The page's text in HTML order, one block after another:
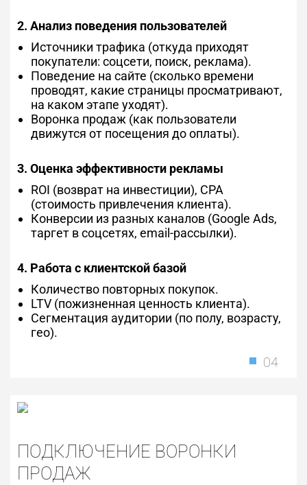
2. Анализ поведения пользователей
Источники трафика (откуда приходят
покупатели: соцсети, поиск, реклама).
Поведение на сайте (сколько времени
проводят, какие страницы просматривают,
на каком этапе уходят).
Воронка продаж (как пользователи
движутся от посещения до оплаты).
3. Оценка эффективности рекламы
ROI (возврат на инвестиции), CPA
(стоимость привлечения клиента).
Конверсии из разных каналов (Google Ads,
таргет в соцсетях, email-рассылки).
4. Работа с клиентской базой
Количество повторных покупок.
LTV (пожизненная ценность клиента).
Сегментация аудитории (по полу, возрасту,
гео).
04
ПОДКЛЮЧЕНИЕ ВОРОНКИ
ПРОДАЖ